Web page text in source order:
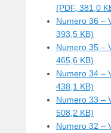
(PDF, 381,0
Numero 36 –
393,5 KB)
Numero 35 –
465,6 KB)
Numero 34 –
438,1 KB)
Numero 33 –
508,2 KB)
Numero 32 –